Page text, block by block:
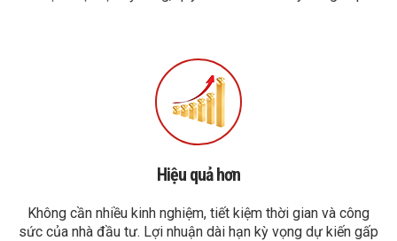
Hiệu quả hơn
Không cần nhiều kinh nghiệm, tiết kiệm thời gian và công
sức của nhà đầu tư. Lợi nhuận dài hạn kỳ vọng dự kiến gấp